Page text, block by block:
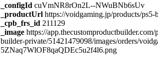
_configId cuVmNR8rOn2L--NWuBNb6sUv
_productUrl https://voidgaming.jp/products/ps5-
_cpb_frs_id 211129
_image https://
builder-private/51421479098/images/orders/
5ZNaq7WlOF8qaQDEc5u2f4l6.png